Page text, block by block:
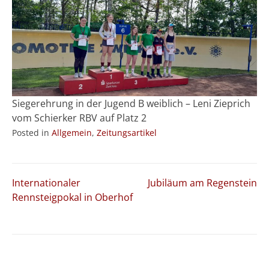
Siegerehrung in der Jugend B weiblich – Leni Zieprich
vom Schierker RBV auf Platz 2
Posted in Allgemein, Zeitungsartikel
Beitragsnavigation
Internationaler
Rennsteigpokal in Oberhof
Jubiläum am Regenstein